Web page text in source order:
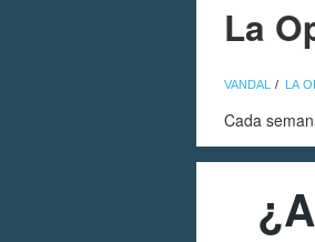
La
VANDAL LA
Cada